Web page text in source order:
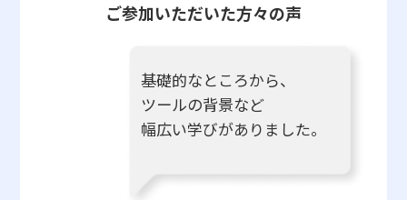
ご参加いただいた方々の声
基礎的なところから、
ツールの背景など
幅広い学びがありました。